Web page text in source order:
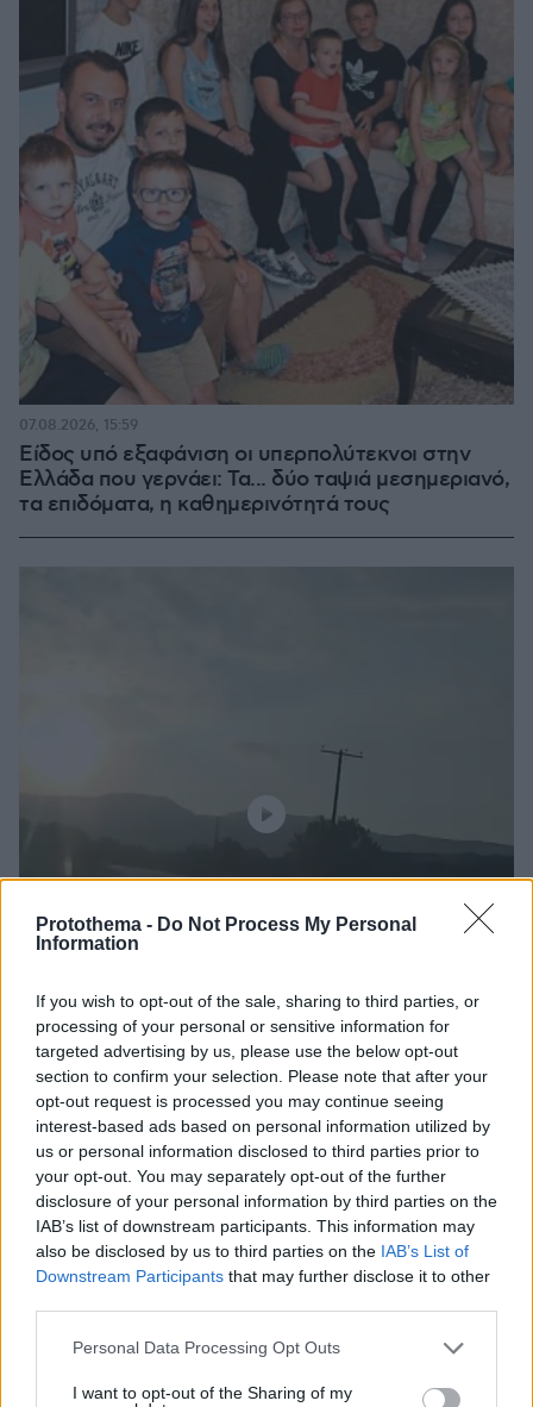
Protothema - Do Not Process My Personal
Information
If you wish to opt-out of the sale, sharing to third parties, or
processing of your personal or sensitive information for
targeted advertising by us, please use the below opt-out
section to confirm your selection. Please note that after your
opt-out request is processed you may continue seeing
interest-based ads based on personal information utilized by
us or personal information disclosed to third parties prior to
your opt-out. You may separately opt-out of the further
disclosure of your personal information by third parties on the
IAB’s list of downstream participants. This information may
also be disclosed by us to third parties on the IAB’s List of
Downstream Participants that may further disclose it to other
Please note that this website/app uses one or more Google
not limited to your visit or usage behaviour. You may click to
Personal Data Processing Opt Outs
I want to opt-out of the Sharing of my
Είδος υπό εξαφάνιση οι υπερπολύτεκνοι στην
Ελλάδα που γερνάει: Τα... δύο ταψιά μεσημεριανό,
τα επιδόματα, η καθημερινότητά τους
07.08.2026, 15:59
Loaded:
100.00%
«Κάτι απέσπασε την προσοχή του οδηγού»:
Πραγματογνώμονας επιχειρεί να ρίξει φως στα
αίτια του δυστυχήματος στις Σέρρες
07.08.2026, 18:54
Νέες καταγγελίες στην Ελπίδα για τη
Δημοκρατία: Γρατσία, Γαλανός,
Καρυστιανού και αυλικοί το